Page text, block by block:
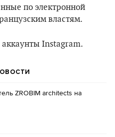
по электронной
властям.
Instagram.
ZROBIM architects на